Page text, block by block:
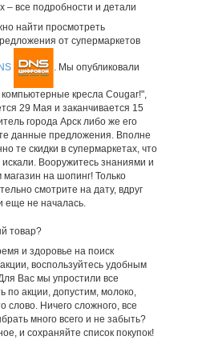
– все подробности и детали
найти просмотреть
от супермаркетов
. Мы опубликовали
кресла Cougar!",
29 Мая и заканчивается 15
города Арск либо же его
данные предложения. Вполне
те скидки в супермаркетах, что
Вооружитесь знаниями и
на шопинг! Только
смотрите на дату, вдруг
еще не началась.
товар?
и здоровье на поиск
воспользуйтесь удобным
Вас мы упростили все
по акции, допустим, молоко,
слово. Ничего сложного, все
много всего и не забыть?
и сохраняйте список покупок!